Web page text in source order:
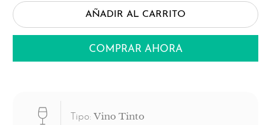
AÑADIR AL CARRITO
COMPRAR AHORA
Tipo: Vino Tinto